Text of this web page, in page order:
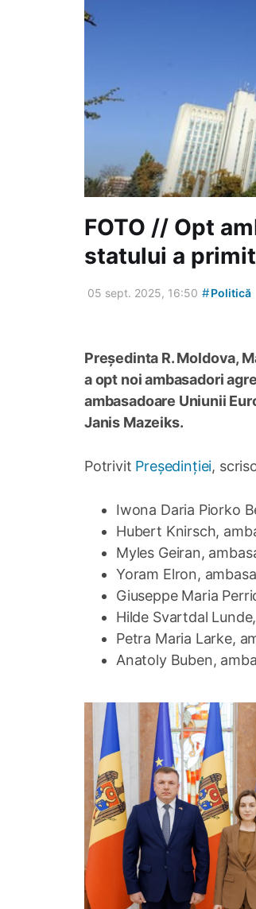
FOTO // Opt
statului a
05 sept. 2025, 16:50 #Politică
Președinta R. Moldova,
a opt noi ambasadori
ambasadoare Uniunii
Janis Mazeiks.
Potrivit Președinției,
Iwona Daria Piorko
Hubert Knirsch,
Myles Geiran,
Yoram Elron,
Giuseppe Maria
Hilde Svartdal
Petra Maria Larke,
Anatoly Buben,